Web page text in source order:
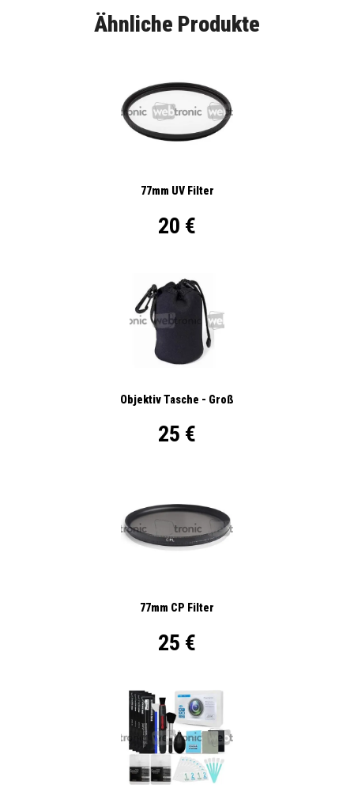
Ähnliche Produkte
77mm UV Filter
20 €
Objektiv Tasche - Groß
25 €
77mm CP Filter
25 €